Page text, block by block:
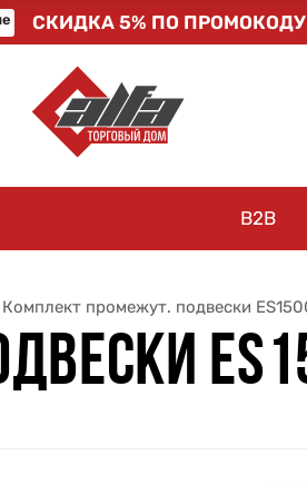
СКИДКА 5% ПО ПРОМОКОДУ
B2B
Комплект промежут. подвески